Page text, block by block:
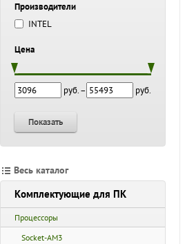
Производители
INTEL
Цена
руб. – руб.
Показать
Весь каталог
Комплектующие для ПК
Процессоры
Socket-AM3